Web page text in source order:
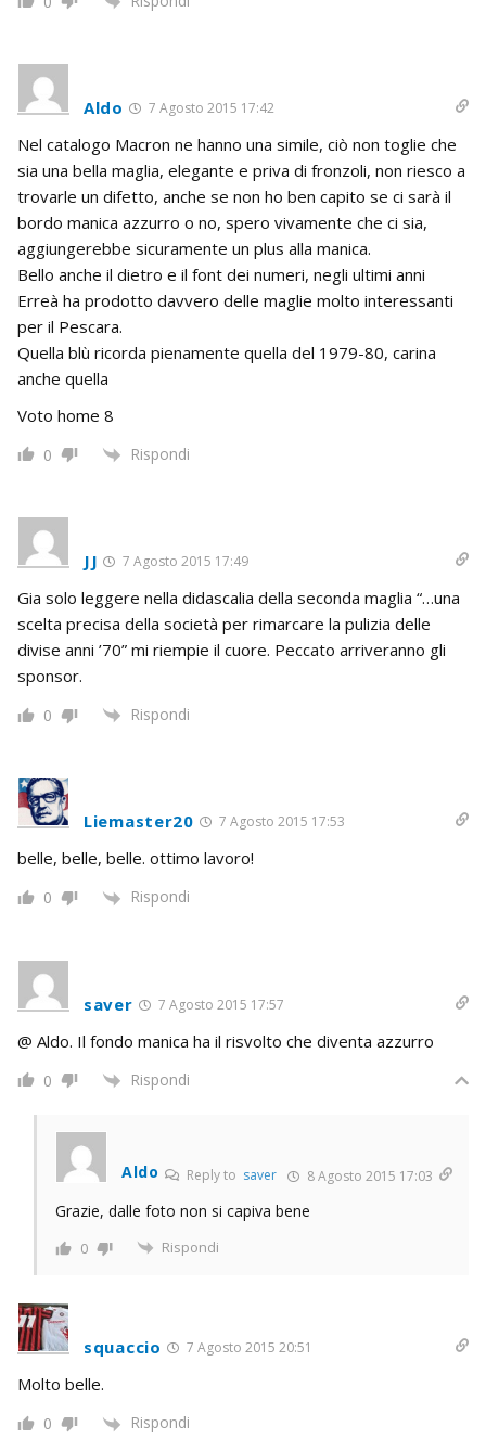
Aldo 7 Agosto 2015 17:42
Nel catalogo Macron ne hanno una simile, ciò non toglie che
sia una bella maglia, elegante e priva di fronzoli, non riesco a
trovarle un difetto, anche se non ho ben capito se ci sarà il
bordo manica azzurro o no, spero vivamente che ci sia,
aggiungerebbe sicuramente un plus alla manica.
Bello anche il dietro e il font dei numeri, negli ultimi anni
Erreà ha prodotto davvero delle maglie molto interessanti
per il Pescara.
Quella blù ricorda pienamente quella del 1979-80, carina
anche quella
Voto home 8
0 Rispondi
JJ 7 Agosto 2015 17:49
Gia solo leggere nella didascalia della seconda maglia “…una
scelta precisa della società per rimarcare la pulizia delle
divise anni ’70” mi riempie il cuore. Peccato arriveranno gli
sponsor.
0 Rispondi
Liemaster20 7 Agosto 2015 17:53
belle, belle, belle. ottimo lavoro!
0 Rispondi
saver 7 Agosto 2015 17:57
@ Aldo. Il fondo manica ha il risvolto che diventa azzurro
0 Rispondi
Aldo Reply to saver 8 Agosto 2015 17:03
Grazie, dalle foto non si capiva bene
0 Rispondi
squaccio 7 Agosto 2015 20:51
Molto belle.
0 Rispondi